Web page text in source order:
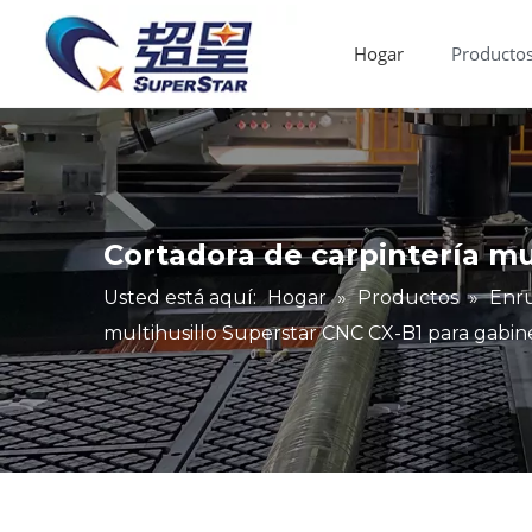
Hogar
Cortadora de carpintería
Usted está aquí: Hogar » Productos »
multihusillo Superstar CNC CX-B1 para